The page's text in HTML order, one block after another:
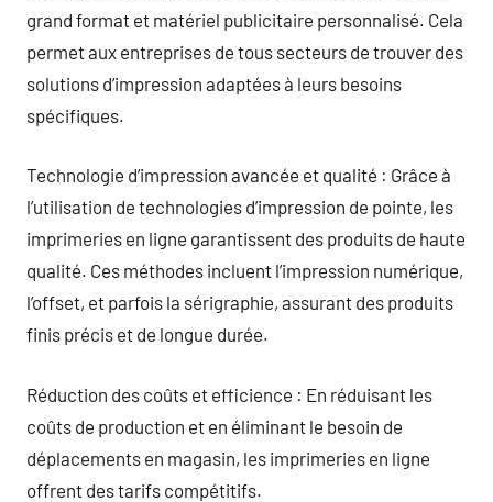
grand format et matériel publicitaire personnalisé. Cela
permet aux entreprises de tous secteurs de trouver des
solutions d’impression adaptées à leurs besoins
spécifiques.
Technologie d’impression avancée et qualité : Grâce à
l’utilisation de technologies d’impression de pointe, les
imprimeries en ligne garantissent des produits de haute
qualité. Ces méthodes incluent l’impression numérique,
l’offset, et parfois la sérigraphie, assurant des produits
finis précis et de longue durée.
Réduction des coûts et efficience : En réduisant les
coûts de production et en éliminant le besoin de
déplacements en magasin, les imprimeries en ligne
offrent des tarifs compétitifs.